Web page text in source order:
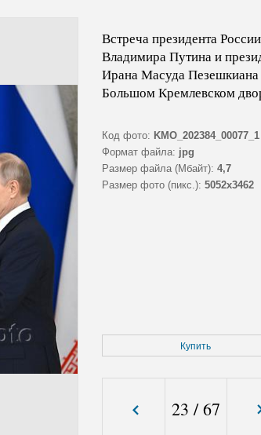
Встреча президента России
Владимира Путина и
Ирана Масуда Пезешкиана
Большом Кремлевском
Код фото: KMO_202384_00077_1
Формат файла: jpg
Размер файла (Мбайт): 4,7
Размер фото (пикс.): 5052x3462
Купить
23 /67